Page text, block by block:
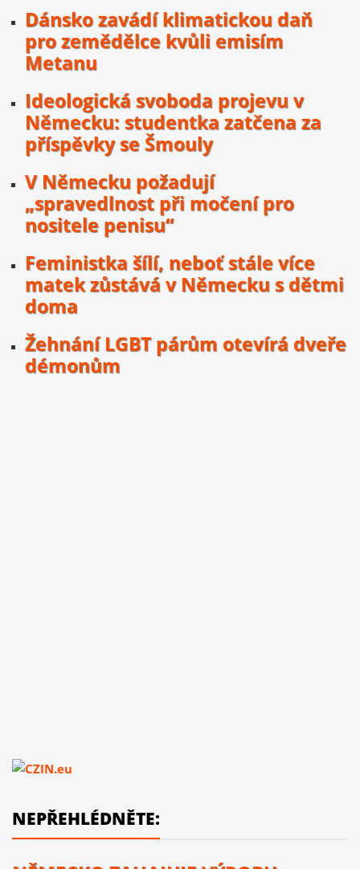
Dánsko zavádí klimatickou daň
pro zemědělce kvůli emisím
Metanu
Ideologická svoboda projevu v
Německu: studentka zatčena za
příspěvky se Šmouly
V Německu požadují
„spravedlnost při močení pro
nositele penisu“
Feministka šílí, neboť stále více
matek zůstává v Německu s dětmi
doma
Žehnání LGBT párům otevírá dveře
démonům
NEPŘEHLÉDNĚTE: